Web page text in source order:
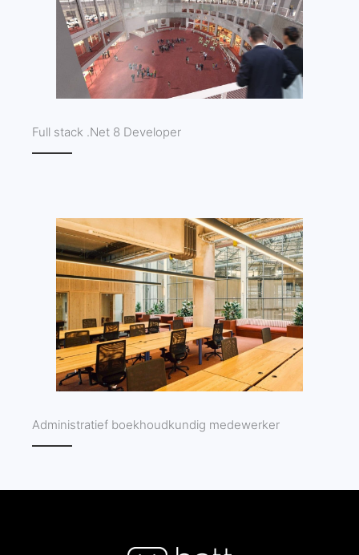
Full stack .Net 8 Developer
Administratief boekhoudkundig medewerker